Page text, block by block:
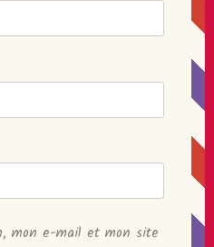
mon e-mail et mon site